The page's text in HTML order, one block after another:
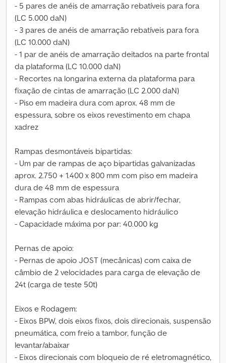
- 5 pares de anéis de amarração rebatíveis para fora
(LC 5.000 daN)
- 3 pares de anéis de amarração rebatíveis para fora
(LC 10.000 daN)
- 1 par de anéis de amarração deitados na parte frontal
da plataforma (LC 10.000 daN)
- Recortes na longarina externa da plataforma para
fixação de cintas de amarração (LC 2.000 daN)
- Piso em madeira dura com aprox. 48 mm de
espessura, sobre os eixos revestimento em chapa
xadrez
Rampas desmontáveis bipartidas:
- Um par de rampas de aço bipartidas galvanizadas
aprox. 2.750 + 1.400 x 800 mm com piso em madeira
dura de 48 mm de espessura
- Rampas com abas hidráulicas de abrir/fechar,
elevação hidráulica e deslocamento hidráulico
- Capacidade máxima por par: 40.000 kg
Pernas de apoio:
- Pernas de apoio JOST (mecânicas) com caixa de
câmbio de 2 velocidades para carga de elevação de
24t (carga de teste 50t)
Eixos e Rodagem:
- Eixos BPW, dois eixos fixos, dois direcionais, suspensão
pneumática, com freio a tambor, função de
levantar/abaixar
- Eixos direcionais com bloqueio de ré eletromagnético,